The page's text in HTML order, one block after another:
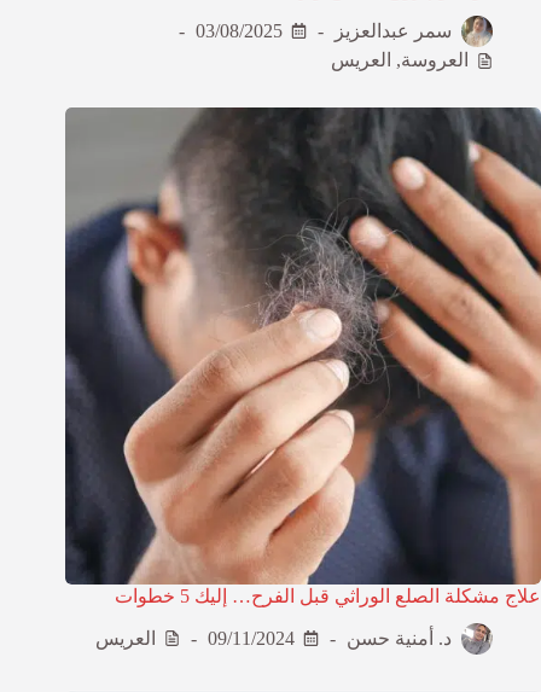
سمر عبدالعزيز
03/08/2025
العروسة, العريس
علاج مشكلة الصلع الوراثي قبل الفرح… إليك 5 خطوات
د. أمنية حسن 09/11/2024 العريس